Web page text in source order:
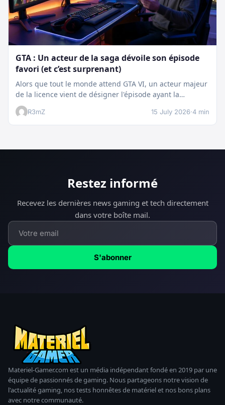
GTA : Un acteur de la saga dévoile son épisode
favori (et c’est surprenant)
Alors que tout le monde attend GTA VI, un acteur majeur
de la licence vient de désigner l'épisode ayant la…
R3mZ 15 July 2026·4 min
Restez informé
Recevez les dernières news gaming et tech directement
dans votre boîte mail.
S'abonner
Materiel-Gamer.com est un média indépendant fondé en 2019 par une
équipe de passionnés de gaming. Nous partageons notre vision de
l'actualité gaming, nos tests honnêtes de matériel et nos bons plans
avec notre communauté.